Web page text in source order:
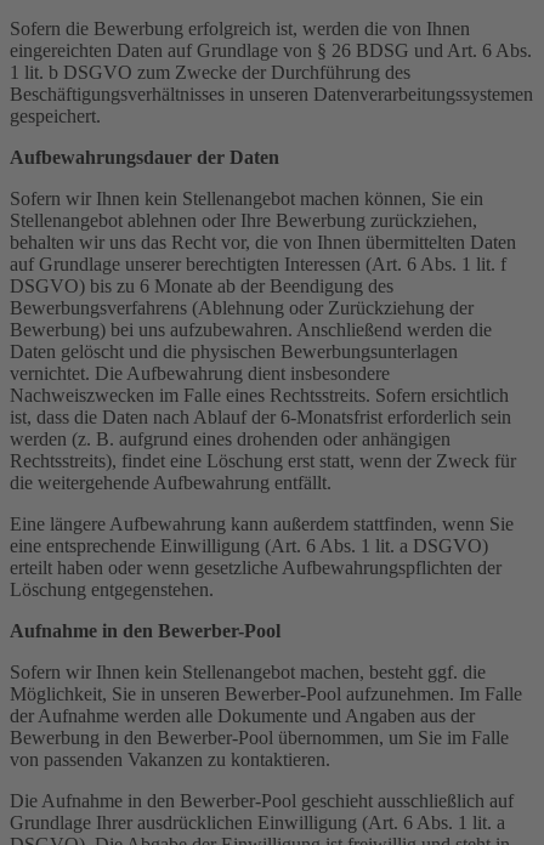
Sofern die Bewerbung erfolgreich ist, werden die von Ihnen
eingereichten Daten auf Grundlage von § 26 BDSG und Art. 6 Abs.
1 lit. b DSGVO zum Zwecke der Durchführung des
Beschäftigungsverhältnisses in unseren Datenverarbeitungssystemen
gespeichert.
Aufbewahrungsdauer der Daten
Sofern wir Ihnen kein Stellenangebot machen können, Sie ein
Stellenangebot ablehnen oder Ihre Bewerbung zurückziehen,
behalten wir uns das Recht vor, die von Ihnen übermittelten Daten
auf Grundlage unserer berechtigten Interessen (Art. 6 Abs. 1 lit. f
DSGVO) bis zu 6 Monate ab der Beendigung des
Bewerbungsverfahrens (Ablehnung oder Zurückziehung der
Bewerbung) bei uns aufzubewahren. Anschließend werden die
Daten gelöscht und die physischen Bewerbungsunterlagen
vernichtet. Die Aufbewahrung dient insbesondere
Nachweiszwecken im Falle eines Rechtsstreits. Sofern ersichtlich
ist, dass die Daten nach Ablauf der 6-Monatsfrist erforderlich sein
werden (z. B. aufgrund eines drohenden oder anhängigen
Rechtsstreits), findet eine Löschung erst statt, wenn der Zweck für
die weitergehende Aufbewahrung entfällt.
Eine längere Aufbewahrung kann außerdem stattfinden, wenn Sie
eine entsprechende Einwilligung (Art. 6 Abs. 1 lit. a DSGVO)
erteilt haben oder wenn gesetzliche Aufbewahrungspflichten der
Löschung entgegenstehen.
Aufnahme in den Bewerber-Pool
Sofern wir Ihnen kein Stellenangebot machen, besteht ggf. die
Möglichkeit, Sie in unseren Bewerber-Pool aufzunehmen. Im Falle
der Aufnahme werden alle Dokumente und Angaben aus der
Bewerbung in den Bewerber-Pool übernommen, um Sie im Falle
von passenden Vakanzen zu kontaktieren.
Die Aufnahme in den Bewerber-Pool geschieht ausschließlich auf
Grundlage Ihrer ausdrücklichen Einwilligung (Art. 6 Abs. 1 lit. a